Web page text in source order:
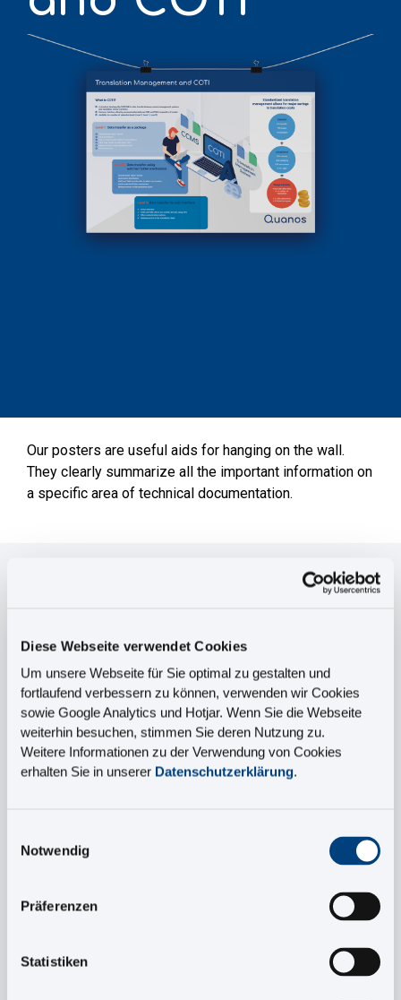
Diese Webseite verwendet Cookies
Um unsere Webseite für Sie optimal zu gestalten und
fortlaufend verbessern zu können, verwenden wir Cookies
sowie Google Analytics und Hotjar. Wenn Sie die Webseite
weiterhin besuchen, stimmen Sie deren Nutzung zu.
Weitere Informationen zu der Verwendung von Cookies
erhalten Sie in unserer Datenschutzerklärung.
Notwendig
Präferenzen
Statistiken
Our posters are useful aids for hanging on the wall.
They clearly summarize all the important information on
a specific area of technical documentation.
Request the poster
Simply fill out the form below and the download link will
land in your mailbox.
Salutation*
Last Name
Email*